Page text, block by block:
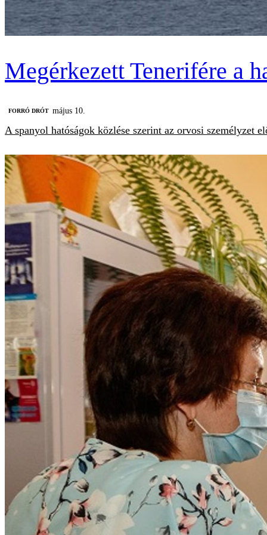
Megérkezett Tenerifére a
FORRÓ DRÓT május 10.
A spanyol hatóságok közlése szerint az orvosi személyzet